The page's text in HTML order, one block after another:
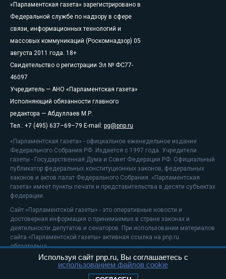
«Парламентская газета» зарегистрировано в
Федеральной службе по надзору в сфере
связи, информационных технологий и
массовых коммуникаций (Роскомнадзор) 05
августа 2011 года. 18+
Свидетельство о регистрации Эл № ФС77-
46097
Учредитель — АНО «Парламентская газета»
Исполняющий обязанности главного
редактора — Абдуллаев М.Р.
Тел.: +7 (495) 637–69–79 E-mail: pg@pnp.ru
«Парламентская газета» - официальное еженедельное издание
Федерального Собрания РФ. Издается с 1997 года. Учредители
газеты - Государственная Дума и Совет Федерации РФ. Официальный
публикатор федеральных конституционных законов, федеральных
законов и актов палат Федерального Собрания. «Парламентская
газета» имеет пункты печати и представительства в десяти субъектах
федерации.
Сайт «Парламентской газеты» - это оперативные новости и
достоверная информация о принимаемых в стране законах и
деятельности депутатов и сенаторов. При использовании материалов
сайта «Парламентской газеты» активная ссылка на pnp.ru
обязательна.
На информационном ресурсе применяютсярекомендательные
Используя сайт pnp.ru, Вы соглашаетесь с
использованием файлов cookie